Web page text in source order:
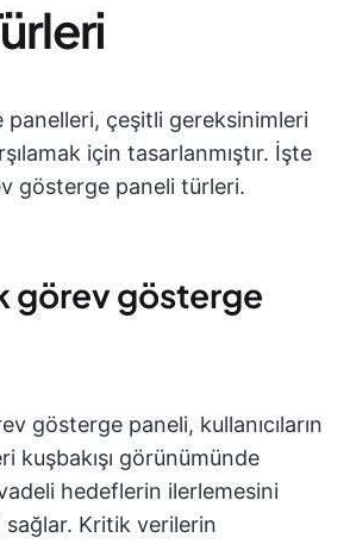
panelleri, çeşitli gereksinimleri
için tasarlanmıştır. İşte
gösterge paneli türleri.
görev gösterge
gösterge paneli, kullanıcıların
kuşbakışı görünümünde
hedeflerin ilerlemesini
Kritik verilerin